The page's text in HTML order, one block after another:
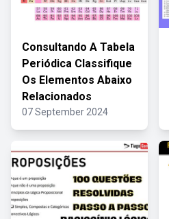
Consultando A Tabela
Periódica Classifique
Os Elementos Abaixo
Relacionados
07 September 2024